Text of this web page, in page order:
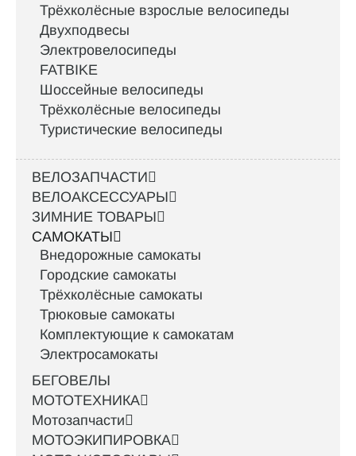
Трёхколёсные взрослые велосипеды
Двухподвесы
Электровелосипеды
FATBIKE
Шоссейные велосипеды
Трёхколёсные велосипеды
Туристические велосипеды
ВЕЛОЗАПЧАСТИ
ВЕЛОАКСЕССУАРЫ
ЗИМНИЕ ТОВАРЫ
САМОКАТЫ
Внедорожные самокаты
Городские самокаты
Трёхколёсные самокаты
Трюковые самокаты
Комплектующие к самокатам
Электросамокаты
БЕГОВЕЛЫ
МОТОТЕХНИКА
Мотозапчасти
МОТОЭКИПИРОВКА